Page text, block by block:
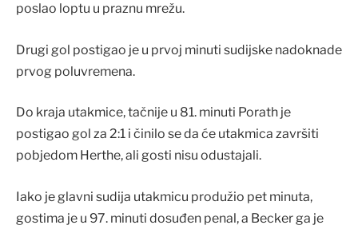
poslao loptu u praznu mrežu.
Drugi gol postigao je u prvoj minuti sudijske nadoknade
prvog poluvremena.
Do kraja utakmice, tačnije u 81. minuti Porath je
postigao gol za 2:1 i činilo se da će utakmica završiti
pobjedom Herthe, ali gosti nisu odustajali.
Iako je glavni sudija utakmicu produžio pet minuta,
gostima je u 97. minuti dosuđen penal, a Becker ga je